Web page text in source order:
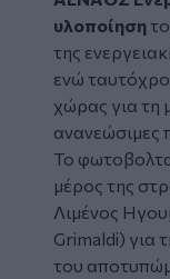
υλοποίηση
της
ενώ
χώρας για τη
ανανεώσιμες
Το
μέρος της
Λιμένος
Grimaldi) για
του